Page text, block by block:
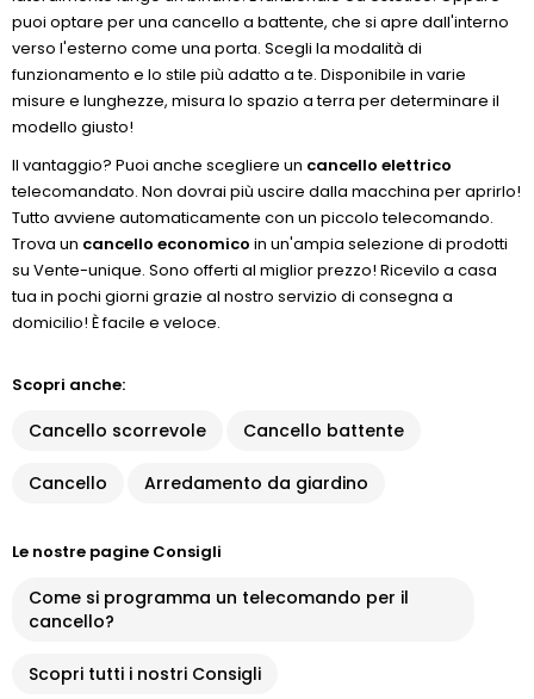
puoi optare per una cancello a battente, che si apre dall'interno
verso l'esterno come una porta. Scegli la modalità di
funzionamento e lo stile più adatto a te. Disponibile in varie
misure e lunghezze, misura lo spazio a terra per determinare il
modello giusto!
Il vantaggio? Puoi anche scegliere un cancello elettrico
telecomandato. Non dovrai più uscire dalla macchina per aprirlo!
Tutto avviene automaticamente con un piccolo telecomando.
Trova un cancello economico in un'ampia selezione di prodotti
su Vente-unique. Sono offerti al miglior prezzo! Ricevilo a casa
tua in pochi giorni grazie al nostro servizio di consegna a
domicilio! È facile e veloce.
Scopri anche:
Cancello scorrevole Cancello battente
Cancello Arredamento da giardino
Le nostre pagine Consigli
Come si programma un telecomando per il
cancello?
Scopri tutti i nostri Consigli